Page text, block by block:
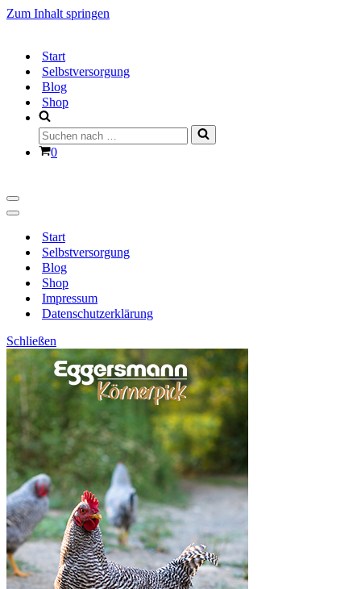
Zum Inhalt springen
Start
Selbstversorgung
Blog
Shop
Suchen
nach …
Warenkorb
0
Navigationsmenü
Navigationsmenü
Start
Selbstversorgung
Blog
Shop
Impressum
Datenschutzerklärung
Schließen